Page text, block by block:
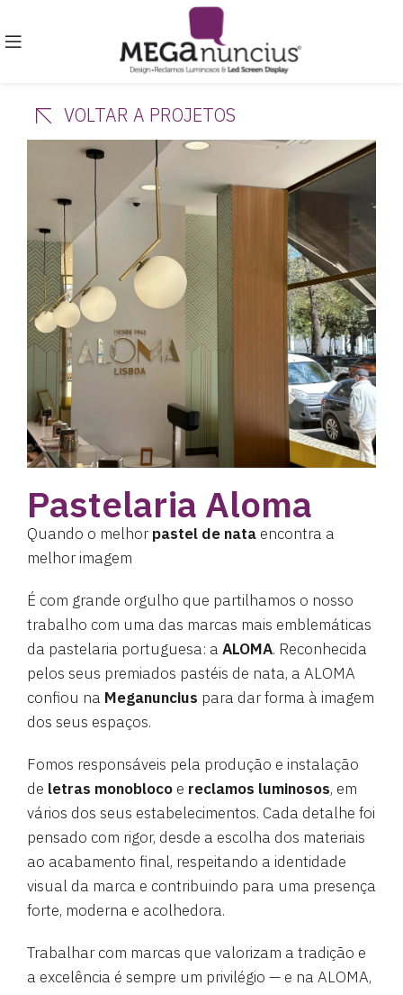
VOLTAR A PROJETOS
Pastelaria Aloma
Quando o melhorpastel de nata encontra a
melhor imagem
É com grande orgulho que partilhamos o nosso
trabalho com uma das marcas mais emblemáticas
da pastelaria portuguesa: a ALOMA. Reconhecida
pelos seus premiados pastéis de nata, a ALOMA
confiou na Meganuncius para dar forma à imagem
dos seus espaços.
Fomos responsáveis pela produção e instalação
de letras monobloco e reclamos luminosos, em
vários dos seus estabelecimentos. Cada detalhe foi
pensado com rigor, desde a escolha dos materiais
ao acabamento final, respeitando a identidade
visual da marca e contribuindo para uma presença
forte, moderna e acolhedora.
Trabalhar com marcas que valorizam a tradição e
a excelência é sempre um privilégio — e na ALOMA,